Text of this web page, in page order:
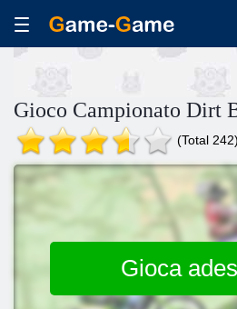
Gioco Campionato Dirt
(Total 242)
Gioca